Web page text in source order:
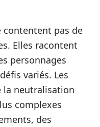
contentent pas de
Elles racontent
personnages
variés. Les
la neutralisation
complexes
des